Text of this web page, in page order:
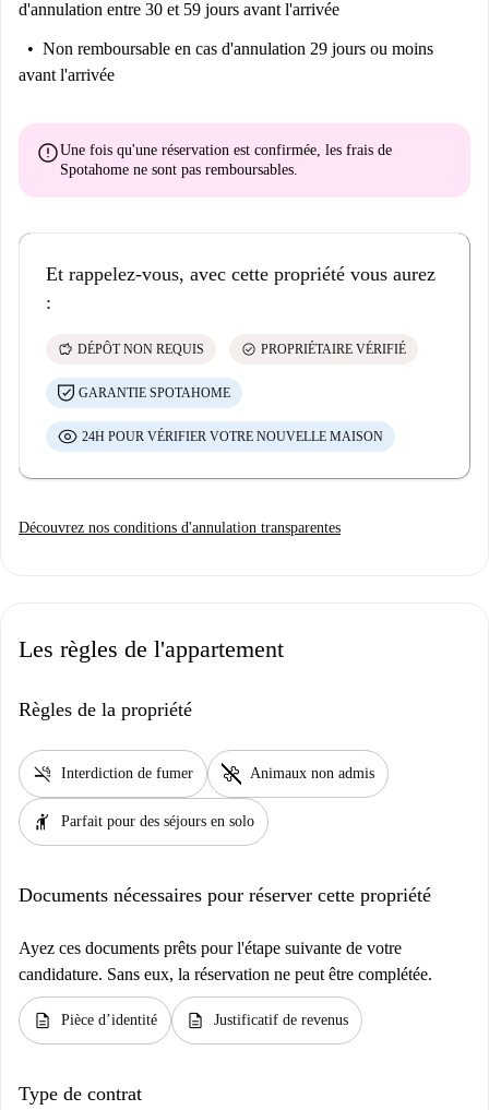
d'annulation entre 30 et 59 jours avant l'arrivée
Non remboursable en cas d'annulation 29 jours ou moins
avant l'arrivée
errorUne fois qu'une réservation est confirmée, les frais de
Spotahome ne sont pas remboursables.
Et rappelez-vous, avec cette propriété vous aurez
:
savings DÉPÔT NON REQUIS check_circle PROPRIÉTAIRE VÉRIFIÉ
GARANTIE SPOTAHOME
24H POUR VÉRIFIER VOTRE NOUVELLE MAISON
Découvrez nos conditions d'annulation transparentes
Les règles de l'appartement
Règles de la propriété
smoke_free Interdiction de fumer pet_supplies Animaux non admis
hail Parfait pour des séjours en solo
Documents nécessaires pour réserver cette propriété
Ayez ces documents prêts pour l'étape suivante de votre
candidature. Sans eux, la réservation ne peut être complétée.
description Pièce d’identité description Justificatif de revenus
Type de contrat